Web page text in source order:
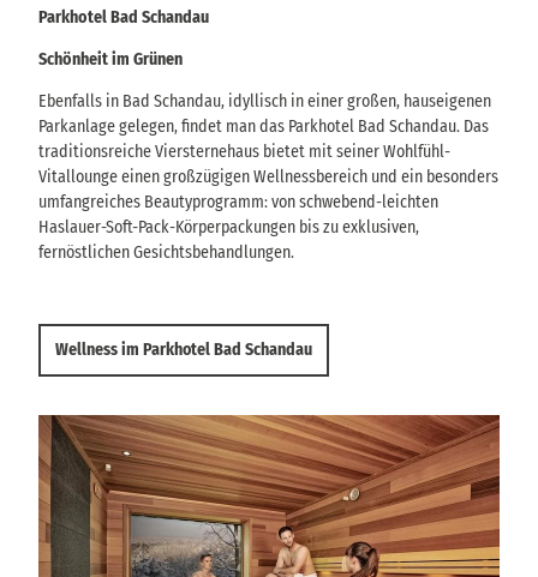
Parkhotel Bad Schandau
Schönheit im Grünen
Ebenfalls in Bad Schandau, idyllisch in einer großen, hauseigenen
Parkanlage gelegen, findet man das Parkhotel Bad Schandau. Das
traditionsreiche Viersternehaus bietet mit seiner Wohlfühl-
Vitallounge einen großzügigen Wellnessbereich und ein besonders
umfangreiches Beautyprogramm: von schwebend-leichten
Haslauer-Soft-Pack-Körperpackungen bis zu exklusiven,
fernöstlichen Gesichtsbehandlungen.
Wellness im Parkhotel Bad Schandau